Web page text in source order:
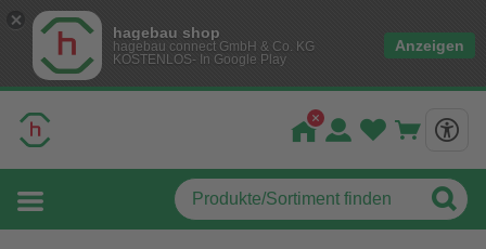
hagebau shop
hagebau connect GmbH & Co. KG
KOSTENLOS- In Google Play
Anzeigen